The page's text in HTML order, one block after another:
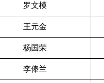
罗文模
王元金
杨国荣
李俸兰